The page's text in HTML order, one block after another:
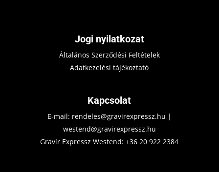
Jogi nyilatkozat
Általános Szerződési Feltételek
Adatkezelési tájékoztató
Kapcsolat
E-mail: rendeles@gravirexpressz.hu |
westend@gravirexpressz.hu
Gravír Expressz Westend:+36 20 922 2384